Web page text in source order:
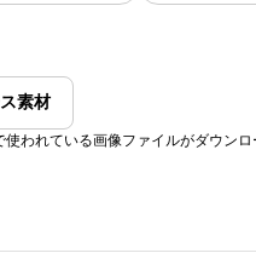
素材
使われている画像ファイルがダウン